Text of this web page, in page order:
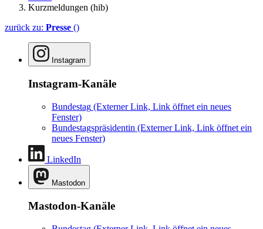
Kurzmeldungen (hib)
zurück zu: Presse ()
Instagram
Instagram-Kanäle
Bundestag (Externer Link, Link öffnet ein neues
Fenster)
Bundestagspräsidentin (Externer Link, Link öffnet ein
neues Fenster)
LinkedIn
Mastodon
Mastodon-Kanäle